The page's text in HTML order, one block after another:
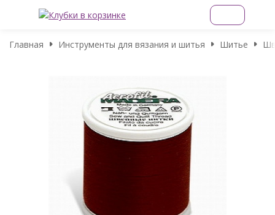
Главная Инструменты для вязания и шитья Шитье